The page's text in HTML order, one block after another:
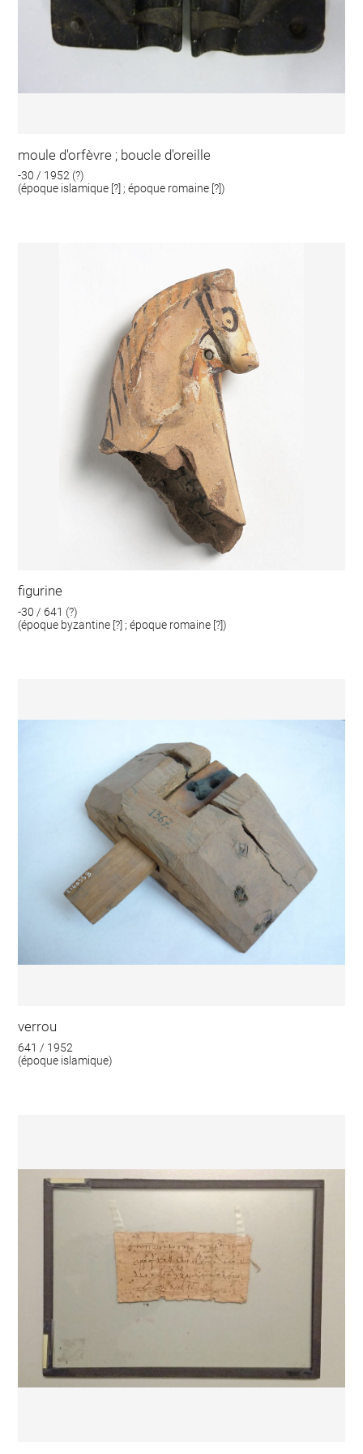
moule d'orfèvre ; boucle d'oreille
-30 / 1952 (?)
(époque islamique [?] ; époque romaine [?])
figurine
-30 / 641 (?)
(époque byzantine [?] ; époque romaine [?])
verrou
641 / 1952
(époque islamique)